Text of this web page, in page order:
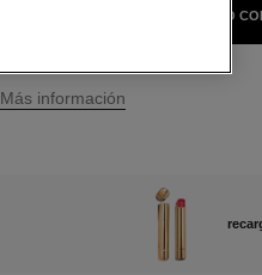
PÓNGASE EN CONTACTO
↩
Más información